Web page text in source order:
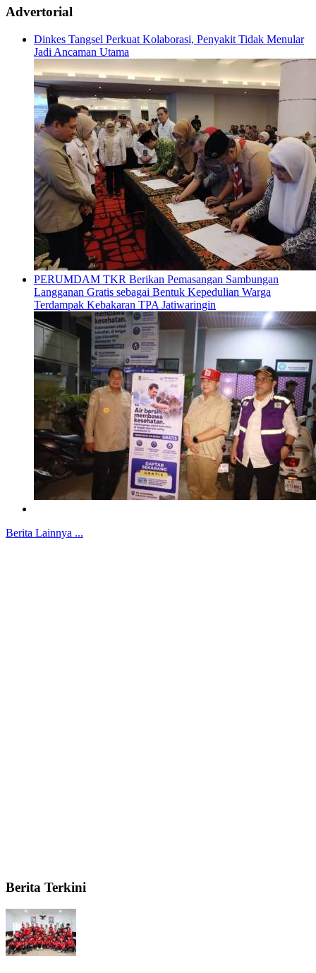
Advertorial
Dinkes Tangsel Perkuat Kolaborasi, Penyakit Tidak Menular
Jadi Ancaman Utama
PERUMDAM TKR Berikan Pemasangan Sambungan
Langganan Gratis sebagai Bentuk Kepedulian Warga
Terdampak Kebakaran TPA Jatiwaringin
Berita Lainnya ...
Berita Terkini